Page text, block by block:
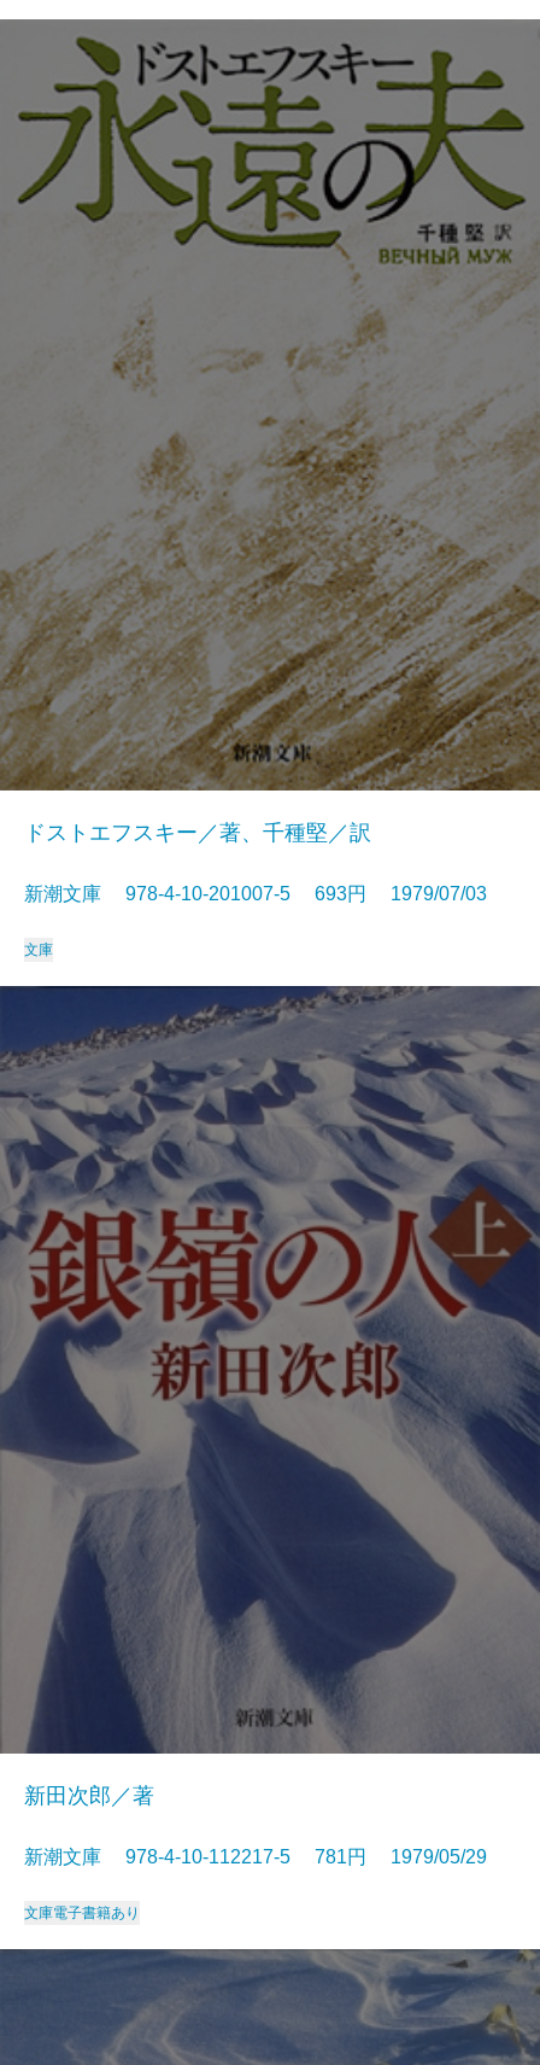
ドストエフスキー／著、千種堅／訳
新潮文庫 978-4-10-201007-5 693円 1979/07/03
文庫
新田次郎／著
新潮文庫 978-4-10-112217-5 781円 1979/05/29
文庫電子書籍あり